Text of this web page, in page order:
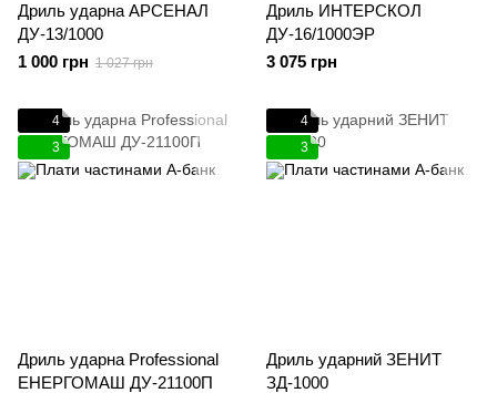
Дриль ударна АРСЕНАЛ
ДУ-13/1000
1 000 грн 1 027 грн
Дриль ИНТЕРСКОЛ
ДУ-16/1000ЭР
3 075 грн
4
3
Дриль ударна Professional
ЕНЕРГОМАШ ДУ-21100П
4
3
Дриль ударний ЗЕНИТ
ЗД-1000